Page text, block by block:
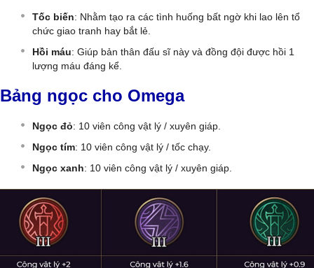
Tốc biến: Nhằm tạo ra các tình huống bất ngờ khi lao lên tổ
chức giao tranh hay bắt lẻ.
Hồi máu: Giúp bản thân đấu sĩ này và đồng đội được hồi 1
lượng máu đáng kể.
Bảng ngọc cho Omega
Ngọc đỏ: 10 viên công vật lý / xuyên giáp.
Ngọc tím: 10 viên công vật lý / tốc chạy.
Ngọc xanh: 10 viên công vật lý / xuyên giáp.